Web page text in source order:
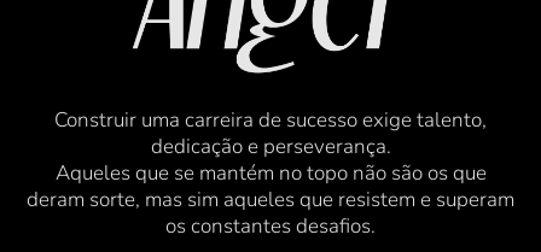
Construir uma carreira de sucesso exige talento,
dedicação e perseverança.
Aqueles que se mantém no topo não são os que
deram sorte, mas sim aqueles que resistem e superam
os constantes desafios.